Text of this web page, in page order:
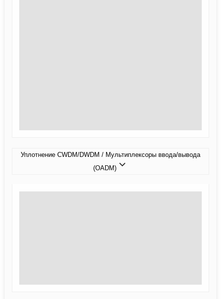
Уплотнение CWDM/DWDM / Мультиплексоры ввода/вывода
(OADM)